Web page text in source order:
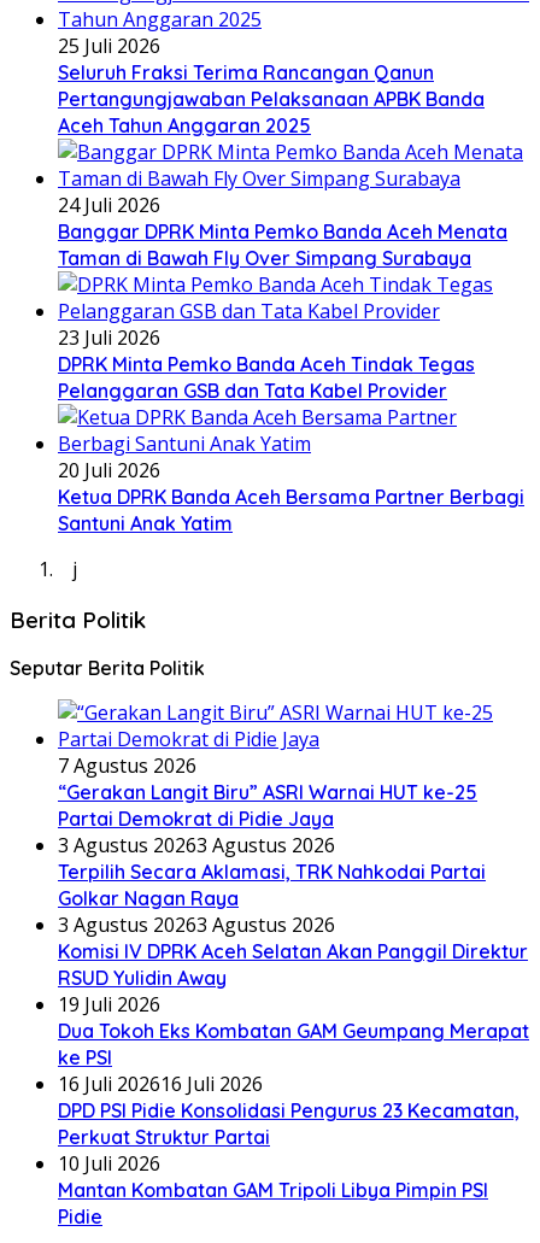
25 Juli 2026
Seluruh Fraksi Terima Rancangan Qanun
Pertangungjawaban Pelaksanaan APBK Banda
Aceh Tahun Anggaran 2025
24 Juli 2026
Banggar DPRK Minta Pemko Banda Aceh Menata
Taman di Bawah Fly Over Simpang Surabaya
23 Juli 2026
DPRK Minta Pemko Banda Aceh Tindak Tegas
Pelanggaran GSB dan Tata Kabel Provider
20 Juli 2026
Ketua DPRK Banda Aceh Bersama Partner Berbagi
Santuni Anak Yatim
j
Berita Politik
Seputar Berita Politik
7 Agustus 2026
“Gerakan Langit Biru” ASRI Warnai HUT ke-25
Partai Demokrat di Pidie Jaya
3 Agustus 20263 Agustus 2026
Terpilih Secara Aklamasi, TRK Nahkodai Partai
Golkar Nagan Raya
3 Agustus 20263 Agustus 2026
Komisi IV DPRK Aceh Selatan Akan Panggil Direktur
RSUD Yulidin Away
19 Juli 2026
Dua Tokoh Eks Kombatan GAM Geumpang Merapat
ke PSI
16 Juli 202616 Juli 2026
DPD PSI Pidie Konsolidasi Pengurus 23 Kecamatan,
Perkuat Struktur Partai
10 Juli 2026
Mantan Kombatan GAM Tripoli Libya Pimpin PSI
Pidie